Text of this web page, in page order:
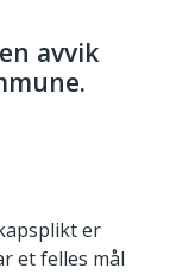
avvik
er
et felles mål